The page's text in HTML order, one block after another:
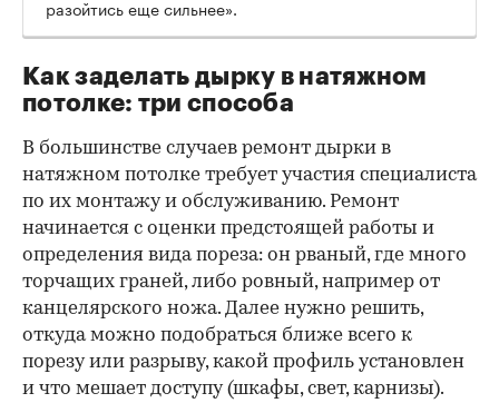
разойтись еще сильнее».
Как заделать дырку в натяжном
потолке: три способа
В большинстве случаев ремонт дырки в
натяжном потолке требует участия специалиста
по их монтажу и обслуживанию. Ремонт
начинается с оценки предстоящей работы и
определения вида пореза: он рваный, где много
торчащих граней, либо ровный, например от
канцелярского ножа. Далее нужно решить,
откуда можно подобраться ближе всего к
порезу или разрыву, какой профиль установлен
и что мешает доступу (шкафы, свет, карнизы).